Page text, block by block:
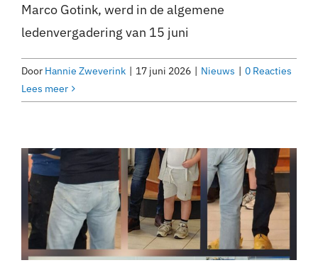
Marco Gotink, werd in de algemene
ledenvergadering van 15 juni
Door Hannie Zweverink | 17 juni 2026 | Nieuws | 0 Reacties
Lees meer